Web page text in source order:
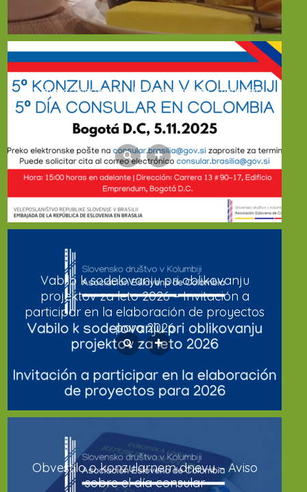
5º día consular de Eslovenia en Colombia
Vabilo k sodelovanju pri oblikovanju
projektov za leto 2026 – Invitación a
participar en la elaboración de proyectos
para 2026
Obvestilo o konzularnem dnevu – Aviso
sobre el día consular